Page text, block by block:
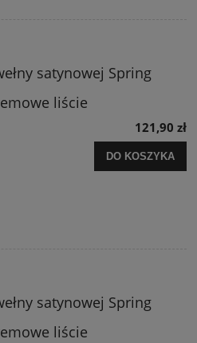
satynowej Spring
liście
121,90 zł
DO KOSZYKA
satynowej Spring
liście